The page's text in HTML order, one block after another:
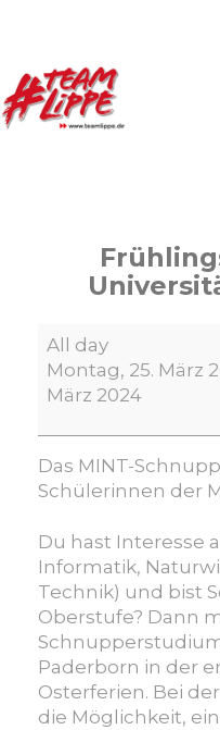
Frühlings-
Uni
an
Universität
Paderborn
All day
Montag, 25. März
März 2024
Das MINT-
Schülerinnen der
Du hast Interesse
Informatik,
Technik) und bist
Oberstufe? Dann
Paderborn in der
Osterferien. Bei
die Möglichkeit,